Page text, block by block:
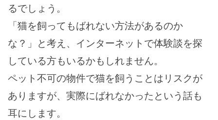
るでしょう。
「猫を飼ってもばれない方法があるのか
な？」と考え、インターネットで体験談を探
している方もいるかもしれません。
ペット不可の物件で猫を飼うことはリスクが
ありますが、実際にばれなかったという話も
耳にします。